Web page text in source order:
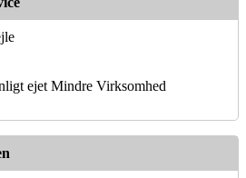
ejet Mindre Virksomhed